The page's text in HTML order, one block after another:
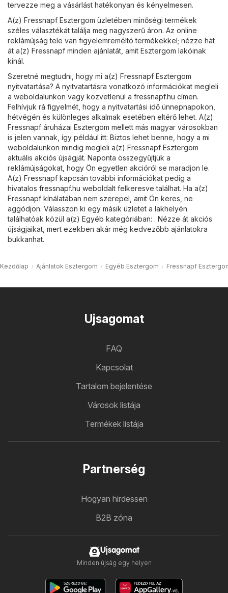
tervezze meg a vásárlást hatékonyan és kényelmesen.
A(z) Fressnapf Esztergom üzletében minőségi termékek
széles választékát találja meg nagyszerű áron. Az online
reklámújság tele van figyelemreméltó termékekkel; nézze hát
át a(z) Fressnapf minden ajánlatát, amit Esztergom lakóinak
kínál.
Szeretné megtudni, hogy mi a(z) Fressnapf Esztergom
nyitvatartása? A nyitvatartásra vonatkozó információkat megleli
a weboldalunkon vagy közvetlenül a fressnapf.hu címen.
Felhívjuk rá figyelmét, hogy a nyitvatartási idő ünnepnapokon,
hétvégén és különleges alkalmak esetében eltérő lehet. A(z)
Fressnapf áruházai Esztergom mellett más magyar városokban
is jelen vannak, így például itt: Biztos lehet benne, hogy a mi
weboldalunkon mindig megleli a(z) Fressnapf Esztergom
aktuális akciós újságját. Naponta összegyűjtjük a
reklámújságokat, hogy Ön egyetlen akcióról se maradjon le.
A(z) Fressnapf kapcsán további információkat pedig a
hivatalos fressnapf.hu weboldalt felkeresve találhat. Ha a(z)
Fressnapf kínálatában nem szerepel, amit Ön keres, ne
aggódjon. Válasszon ki egy másik üzletet a lakhelyén
találhatóak közül a(z) Egyéb kategóriában: . Nézze át akciós
újságjaikat, mert ezekben akár még kedvezőbb ajánlatokra
bukkanhat.
Kezdőlap Ajánlatok Esztergom Egyéb Esztergom Fressnapf
Ujsagomat
FAQ
Kapcsolat
Tartalom bejelentése
Városok listája
Termékek listája
Partnerség
Hogyan hirdessen
B2B zóna
Ujsagomat
Minden újság egy helyen